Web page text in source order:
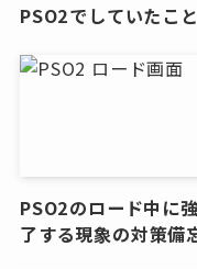
PSO2でしていたこと
PSO2のロード中に
了する現象の対策備